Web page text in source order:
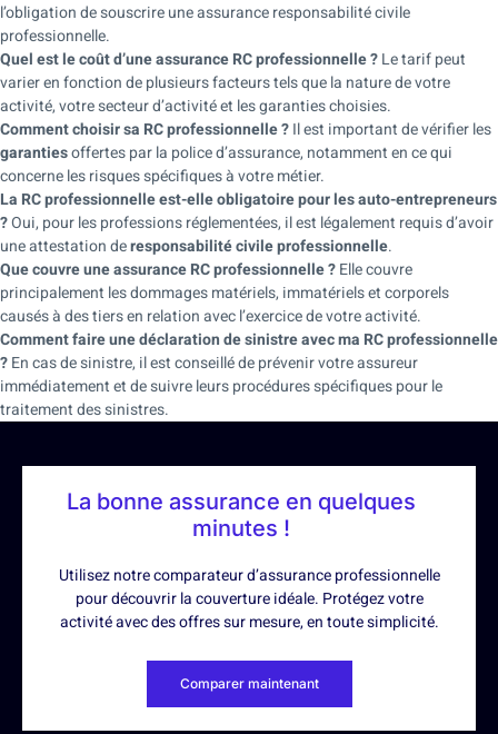
l’obligation de souscrire une assurance responsabilité civile
professionnelle.
Quel est le coût d’une assurance RC professionnelle ?Le tarif peut
varier en fonction de plusieurs facteurs tels que la nature de votre
activité, votre secteur d’activité et les garanties choisies.
Comment choisir sa RC professionnelle ?Il est important de vérifier les
garantiesoffertes par la police d’assurance, notamment en ce qui
concerne les risques spécifiques à votre métier.
La RC professionnelle est-elle obligatoire pour les auto-entrepreneurs
?Oui, pour les professions réglementées, il est légalement requis d’avoir
une attestation deresponsabilité civile professionnelle.
Que couvre une assurance RC professionnelle ?Elle couvre
principalement les dommages matériels, immatériels et corporels
causés à des tiers en relation avec l’exercice de votre activité.
Comment faire une déclaration de sinistre avec ma RC professionnelle
?En cas de sinistre, il est conseillé de prévenir votre assureur
immédiatement et de suivre leurs procédures spécifiques pour le
traitement des sinistres.
La bonne assurance en quelques
minutes !
Utilisez notre comparateur d’assurance professionnelle
pour découvrir la couverture idéale. Protégez votre
activité avec des offres sur mesure, en toute simplicité.
Comparer maintenant